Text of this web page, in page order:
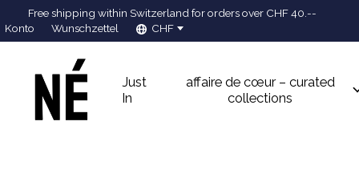
Free shipping within Switzerland for orders over CHF 40.--
Konto
Wunschzettel CHF
Just
In
affaire de cœur – curated
collections